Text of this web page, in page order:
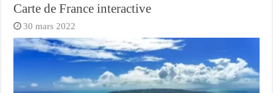
Carte de France interactive
30 mars 2022